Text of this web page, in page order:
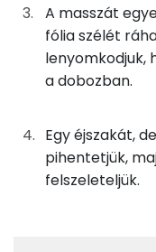
5g
13gaszalt
8gzabkorpa
2g
Kálcium
Magnézium
Szelén
TOP vitaminok
A masszát
fólia szélét
lenyomkodjuk,
a dobozban.
Egy éjszakát,
pihentetjük,
felszeleteljük.